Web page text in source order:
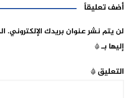
أضف تعليقاً
لن يتم نشر عنوان بريدك الإلكتروني.
إليها بـ*
التعليق*